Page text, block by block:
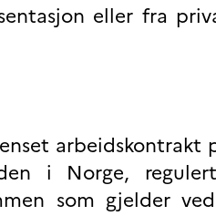
eller fra
arbeidskontrakt
i Norge,
som gjelder